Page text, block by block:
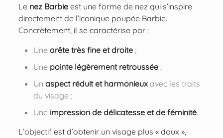
Le nez Barbieest une forme de nez qui s’inspire
directement de l’iconique poupée Barbie.
Concrètement, il se caractérise par :
Une arête très fine et droite;
Une pointe légèrement retroussée;
Un aspect réduit et harmonieuxavec les traits
du visage ;
Une impression de délicatesse et de féminité.
L’objectif est d’obtenir un visage plus « doux »,